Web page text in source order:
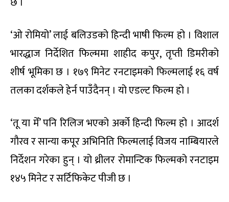
‘ओ रोमियो’ लाई बलिउडको हिन्दी भाषी फिल्म हो । विशाल
भारद्धाज निर्देशित फिल्ममा शाहीद कपुर, तृप्ती डिमरीको
शीर्ष भूमिका छ । १७९ मिनेट रनटाइमको फिल्मलाई १६ वर्ष
तलका दर्शकले हेर्न पाउँदैनन् । यो एडल्ट फिल्म हो ।
‘तू या मेँ’ पनि रिलिज भएको अर्को हिन्दी फिल्म हो । आदर्श
गौरव र सान्या कपूर अभिनिति फिल्मलाई विजय नाम्बियारले
निर्देशन गरेका हुन् । यो थ्रीलर रोमान्टिक फिल्मको रनटाइम
१४५ मिनेट र सर्टिफिकेट पीजी छ ।